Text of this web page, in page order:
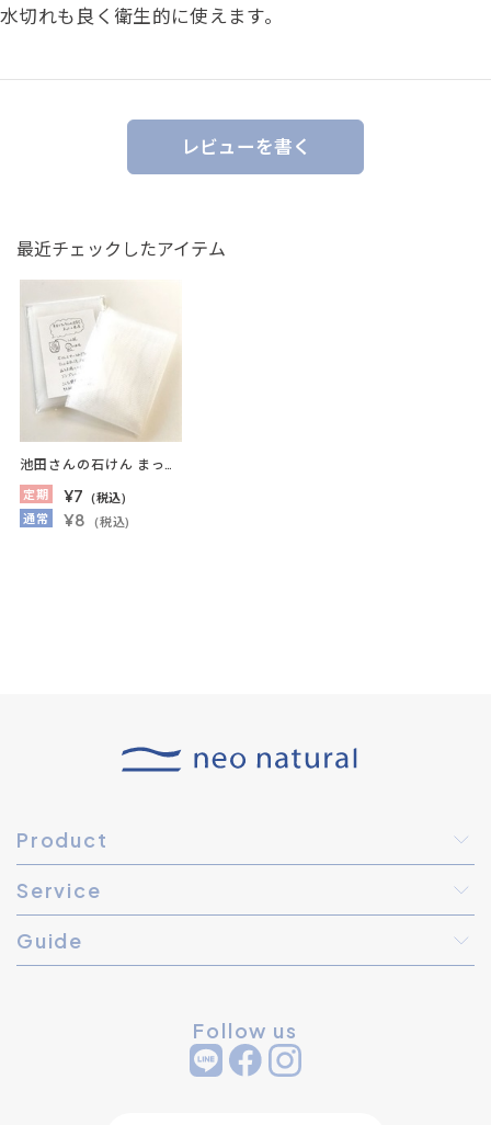
水切れも良く衛生的に使えます。
レビューを書く
最近チェックしたアイテム
池田さんの石けん まっほ～の泡立てネット 1枚入※単品注文は出来ません 【お一人様３枚まで】
定期 ¥7
(税込)
通常
¥8 (税込)
Product
Service
Guide
Follow us